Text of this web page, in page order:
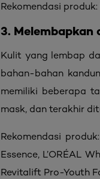
Rekomendasi produk:
3. Melembapkan
Kulit yang lembap
bahan-bahan
memiliki beberapa
mask, dan terakhir
Rekomendasi
Essence, L’ORÉAL
Revitalift Pro-Youth